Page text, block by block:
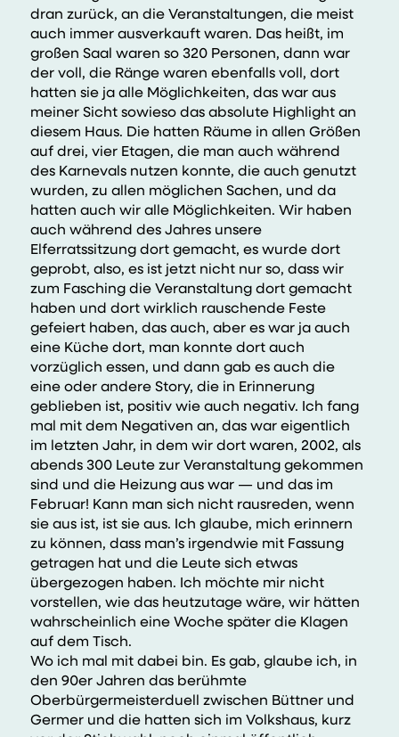
dran zurück, an die Veranstaltungen, die meist
auch immer ausverkauft waren. Das heißt, im
großen Saal waren so 320 Personen, dann war
der voll, die Ränge waren ebenfalls voll, dort
hatten sie ja alle Möglichkeiten, das war aus
meiner Sicht sowieso das absolute Highlight an
diesem Haus. Die hatten Räume in allen Größen
auf drei, vier Etagen, die man auch während
des Karnevals nutzen konnte, die auch genutzt
wurden, zu allen möglichen Sachen, und da
hatten auch wir alle Möglichkeiten. Wir haben
auch während des Jahres unsere
Elferratssitzung dort gemacht, es wurde dort
geprobt, also, es ist jetzt nicht nur so, dass wir
zum Fasching die Veranstaltung dort gemacht
haben und dort wirklich rauschende Feste
gefeiert haben, das auch, aber es war ja auch
eine Küche dort, man konnte dort auch
vorzüglich essen, und dann gab es auch die
eine oder andere Story, die in Erinnerung
geblieben ist, positiv wie auch negativ. Ich fang
mal mit dem Negativen an, das war eigentlich
im letzten Jahr, in dem wir dort waren, 2002, als
abends 300 Leute zur Veranstaltung gekommen
sind und die Heizung aus war — und das im
Februar! Kann man sich nicht rausreden, wenn
sie aus ist, ist sie aus. Ich glaube, mich erinnern
zu können, dass man’s irgendwie mit Fassung
getragen hat und die Leute sich etwas
übergezogen haben. Ich möchte mir nicht
vorstellen, wie das heutzutage wäre, wir hätten
wahrscheinlich eine Woche später die Klagen
auf dem Tisch.
Wo ich mal mit dabei bin. Es gab, glaube ich, in
den 90er Jahren das berühmte
Oberbürgermeisterduell zwischen Büttner und
Germer und die hatten sich im Volkshaus, kurz